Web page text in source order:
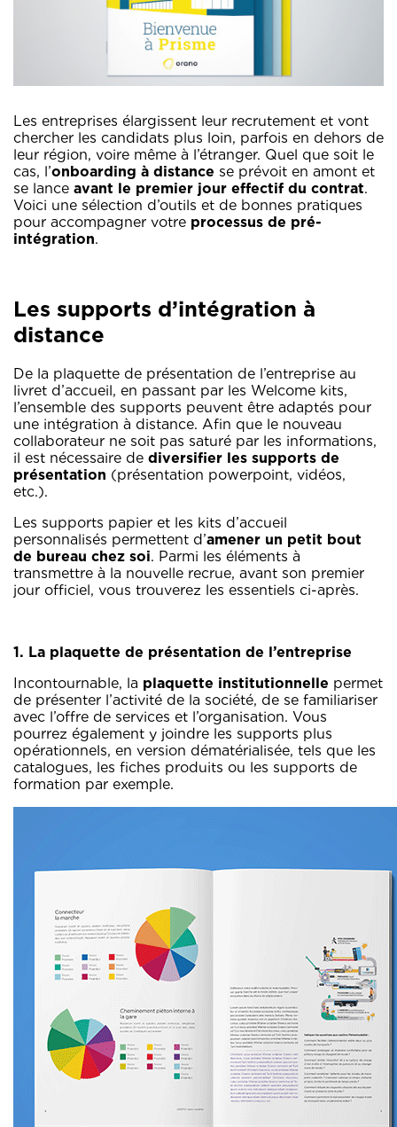
Les entreprises élargissent leur recrutement et vont
chercher les candidats plus loin, parfois en dehors de
leur région, voire même à l’étranger. Quel que soit le
cas, l’onboarding à distance se prévoit en amont et
se lance avant le premier jour effectif du contrat.
Voici une sélection d’outils et de bonnes pratiques
pour accompagner votre processus de pré-
intégration.
Les supports d’intégration à
distance
De la plaquette de présentation de l’entreprise au
livret d’accueil, en passant par les Welcome kits,
l’ensemble des supports peuvent être adaptés pour
une intégration à distance. Afin que le nouveau
collaborateur ne soit pas saturé par les informations,
il est nécessaire de diversifier les supports de
présentation (présentation powerpoint, vidéos,
etc.).
Les supports papier et les kits d’accueil
personnalisés permettent d’amener un petit bout
de bureau chez soi. Parmi les éléments à
transmettre à la nouvelle recrue, avant son premier
jour officiel, vous trouverez les essentiels ci-après.
1. La plaquette de présentation de l’entreprise
Incontournable, la plaquette institutionnelle permet
de présenter l’activité de la société, de se familiariser
avec l’offre de services et l’organisation. Vous
pourrez également y joindre les supports plus
opérationnels, en version dématérialisée, tels que les
catalogues, les fiches produits ou les supports de
formation par exemple.